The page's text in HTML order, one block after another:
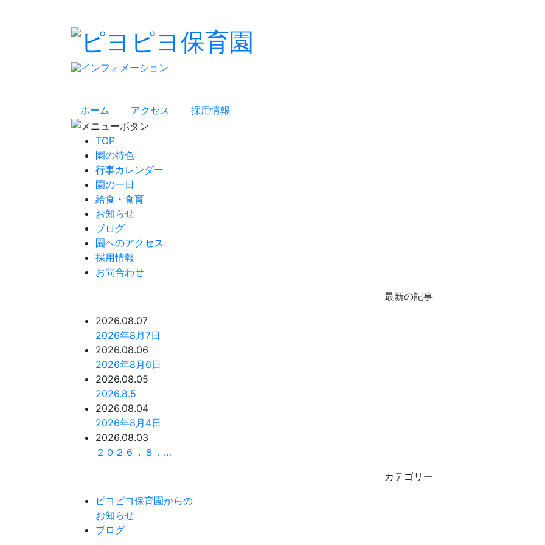
ホーム アクセス 採用情報
TOP
園の特色
行事カレンダー
園の一日
給食・食育
お知らせ
ブログ
園へのアクセス
採用情報
お問合わせ
最新の記事
2026.08.07
2026年8月7日
2026.08.06
2026年8月6日
2026.08.05
2026.8.5
2026.08.04
2026年8月4日
2026.08.03
２０２６．８．…
カテゴリー
ピヨピヨ保育園からの
お知らせ
ブログ